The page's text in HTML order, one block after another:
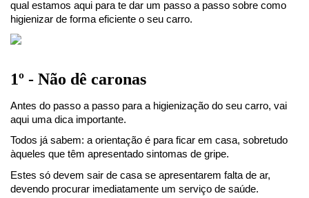
qual estamos aqui para te dar um passo a passo sobre como
higienizar de forma eficiente o seu carro.
1º - Não dê caronas
Antes do passo a passo para a higienização do seu carro, vai
aqui uma dica importante.
Todos já sabem: a orientação é para ficar em casa, sobretudo
àqueles que têm apresentado sintomas de gripe.
Estes só devem sair de casa se apresentarem falta de ar,
devendo procurar imediatamente um serviço de saúde.